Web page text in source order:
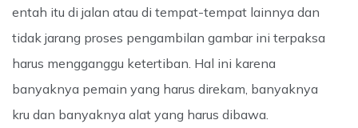
entah itu di jalan atau di tempat-tempat lainnya dan
tidak jarang proses pengambilan gambar ini terpaksa
harus mengganggu ketertiban. Hal ini karena
banyaknya pemain yang harus direkam, banyaknya
kru dan banyaknya alat yang harus dibawa.